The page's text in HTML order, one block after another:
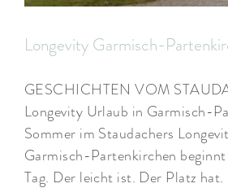
Longevity Garmisch-
GESCHICHTEN VOM
Longevity Urlaub in Garmisch-
Sommer im Staudachers
Garmisch-Partenkirchen
Tag. Der leicht ist. Der Platz hat.